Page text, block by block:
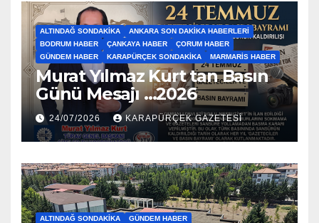
ALTINDAĞ SONDAKIKA
ANKARA SON DAKIKA HABERLERI
BODRUM HABER
ÇANKAYA HABER
ÇORUM HABER
GÜNDEM HABER
KARAPÜRÇEK SONDAKIKA MARMARIS HABER
Murat Yılmaz Kurt tan Basın
Günü Mesajı …2026
24/07/2026 KARAPÜRÇEK GAZETESİ
ALTINDAĞ SONDAKIKA GÜNDEM HABER